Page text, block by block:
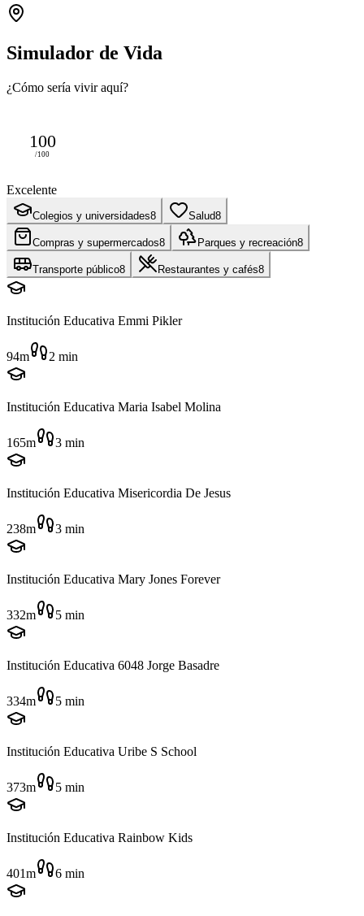
Simulador de Vida
¿Cómo sería vivir aquí?
100
/100
Excelente
Colegios y universidades8 Salud8
Compras y supermercados8 Parques y recreación8
Transporte público8 Restaurantes y cafés8
Institución Educativa Emmi Pikler
94m 2 min
Institución Educativa Maria Isabel Molina
165m 3 min
Institución Educativa Misericordia De Jesus
238m 3 min
Institución Educativa Mary Jones Forever
332m 5 min
Institución Educativa 6048 Jorge Basadre
334m 5 min
Institución Educativa Uribe S School
373m 5 min
Institución Educativa Rainbow Kids
401m 6 min